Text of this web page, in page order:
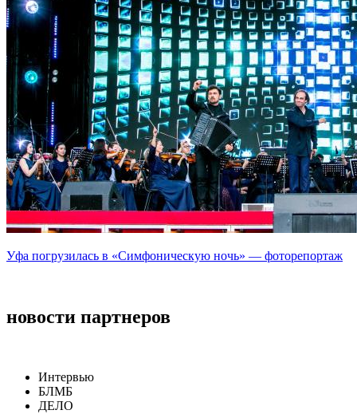
Уфа погрузилась в «Симфоническую ночь» — фоторепортаж
новости партнеров
Интервью
БЛМБ
ДЕЛО